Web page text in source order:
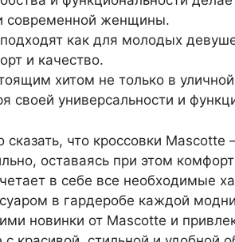
современной женщины.
как для молодых
и качество.
хитом не только в
своей универсальности и
что кроссовки
оставаясь при этом
в себе все необходимые
в гардеробе каждой
новинки от Mascotte и